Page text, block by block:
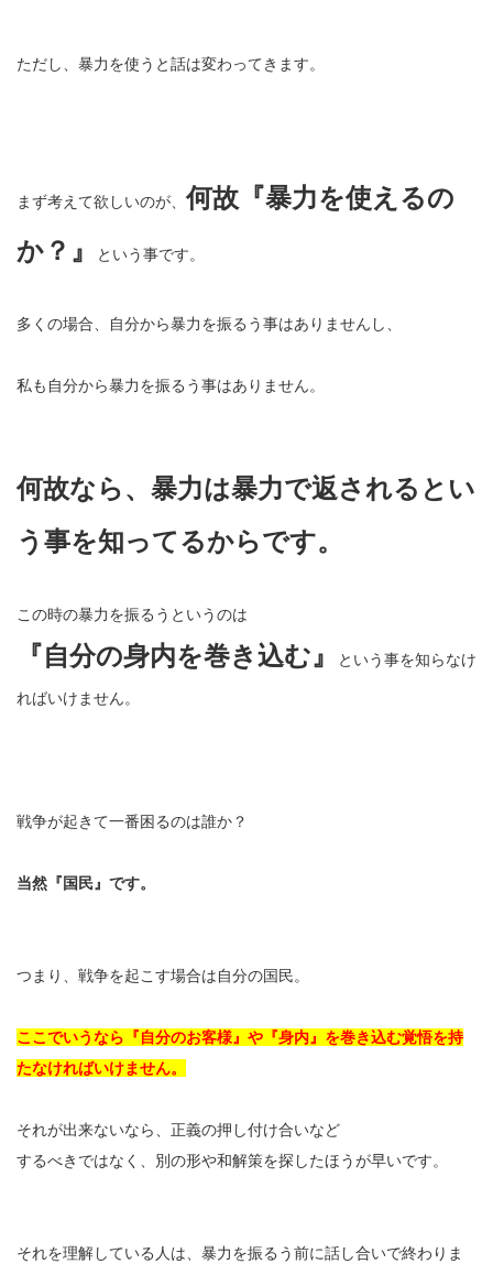
ただし、暴力を使うと話は変わってきます。
まず考えて欲しいのが、何故『暴力を使えるの
か？』
という事です。
多くの場合、自分から暴力を振るう事はありませんし、
私も自分から暴力を振るう事はありません。
何故なら、暴力は暴力で返されるとい
う事を知ってるからです。
この時の暴力を振るうというのは
『自分の身内を巻き込む』 という事を知らなけ
ればいけません。
戦争が起きて一番困るのは誰か？
当然『国民』です。
つまり、戦争を起こす場合は自分の国民。
ここでいうなら『自分のお客様』や『身内』を巻き込む覚悟を持
たなければいけません。
それが出来ないなら、正義の押し付け合いなど
するべきではなく、別の形や和解策を探したほうが早いです。
それを理解している人は、暴力を振るう前に話し合いで終わりま